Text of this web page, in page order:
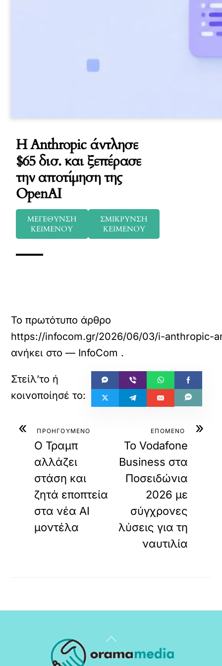
Η Anthropic άντλησε
$65 δισ. και ξεπέρασε
την αποτίμηση της
OpenAI
ΜΕΓΕΘΥΝΣΗ
ΚΕΙΜΕΝΟΥ
ΣΜΙΚΡΥΝΣΗ
ΚΕΙΜΕΝΟΥ
Το πρωτότυπο άρθρο
https://infocom.gr/2026/06/03/i-anthropic-
ανήκει στο— InfoCom .
« ΠΡΟΗΓΟΥΜΕΝΟ
Ο Τραμπ
αλλάζει
στάση και
ζητά εποπτεία
στα νέα AI
μοντέλα
»
ΕΠΟΜΕΝΟ
Το Vodafone
Business στα
Ποσειδώνια
2026 με
σύγχρονες
λύσεις για τη
ναυτιλία
Back
To